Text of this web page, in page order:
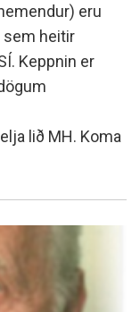
eru
sem heitir
Keppnin er
lið MH. Koma